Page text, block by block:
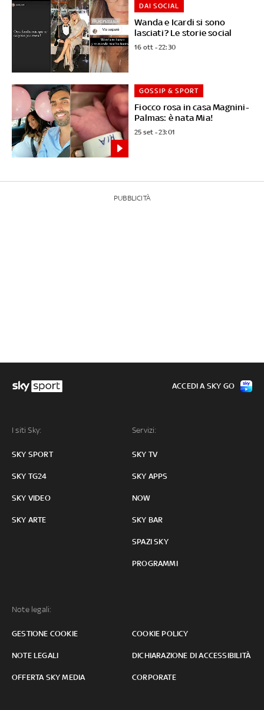
Wanda e Icardi si sono
lasciati? Le storie social
DAI SOCIAL
16 ott - 22:30
Fiocco rosa in casa Magnini-
Palmas: è nata Mia!
GOSSIP & SPORT
25 set - 23:01
PUBBLICITÀ
I siti Sky:
SKY SPORT
SKY TG24
SKY VIDEO
SKY ARTE
Servizi:
SKY TV
SKY APPS
NOW
SKY BAR
SPAZI SKY
PROGRAMMI
Note legali:
GESTIONE COOKIE COOKIE POLICY
NOTE LEGALI DICHIARAZIONE DI ACCESSIBILITÀ
OFFERTA SKY MEDIA CORPORATE
ACCEDI A SKY GO